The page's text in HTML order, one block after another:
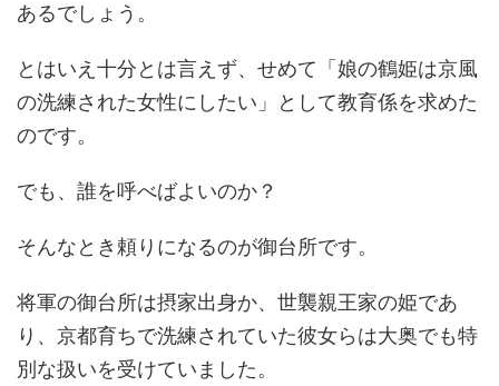
あるでしょう。
とはいえ十分とは言えず、せめて「娘の鶴姫は京風
の洗練された女性にしたい」として教育係を求めた
のです。
でも、誰を呼べばよいのか？
そんなとき頼りになるのが御台所です。
将軍の御台所は摂家出身か、世襲親王家の姫であ
り、京都育ちで洗練されていた彼女らは大奥でも特
別な扱いを受けていました。